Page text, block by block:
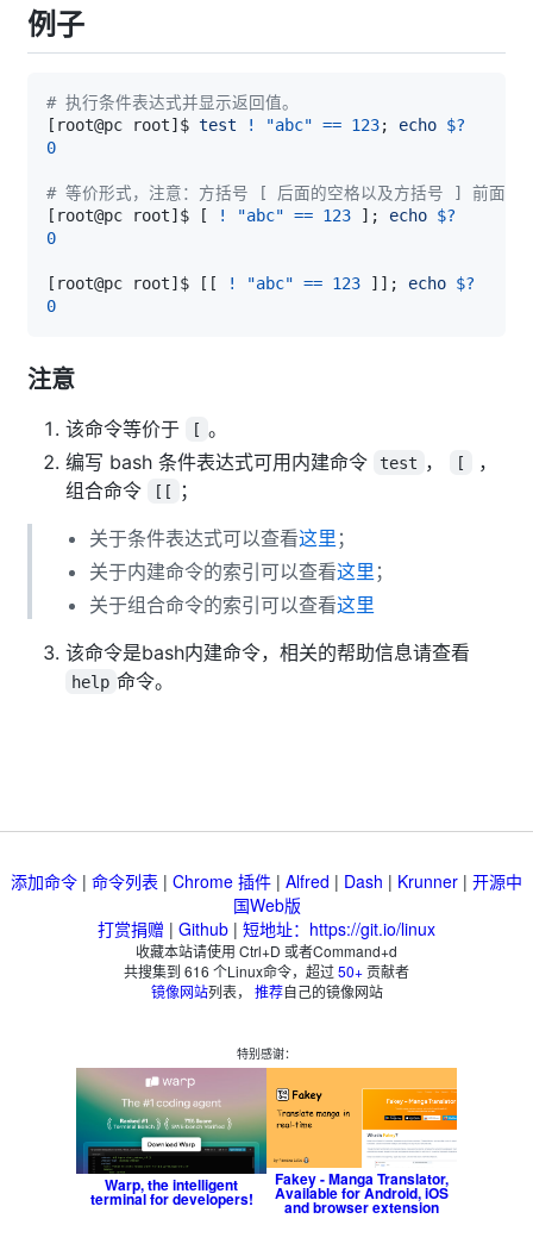
例子
# 执行条件表达式并显示返回值。
[ root@pc root]$ test ! "abc" == 123; echo $?
0
# 等价形式，注意：方括号 [ 后面的空格以及方括号 ] 前面的
[ root@pc root]$ [ ! "abc" == 123 ] ; echo $?
0
[ root@pc root]$ [ [ ! "abc" == 123 ] ] ; echo $?
0
注意
该命令等价于 [ 。
编写 bash 条件表达式可用内建命令
test ， [
，
组合命令
[[
；
关于条件表达式可以查看这里 ；
关于内建命令的索引可以查看这里 ；
关于组合命令的索引可以查看这里
该命令是bash内建命令，相关的帮助信息请查看
help 命令。
添加命令 | 命令列表 | Chrome 插件 | Alfred | Dash | Krunner | 开源中
国Web版
打赏捐赠 | Github | 短地址：https://git.io/linux
收藏本站请使用 Ctrl+D 或者Command+d
共搜集到 616 个Linux命令，超过50+贡献者
镜像网站列表， 推荐自己的镜像网站
特别感谢：
Warp, the intelligent
terminal for developers!
Fakey - Manga Translator,
Available for Android, iOS
and browser extension